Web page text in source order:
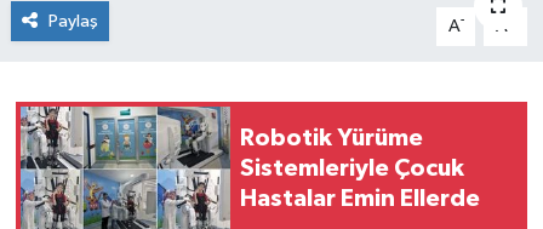
Paylaş A- A
Robotik Yürüme
Sistemleriyle Çocuk
Hastalar Emin Ellerde
Teknoloji
Son Dakika Haberleri